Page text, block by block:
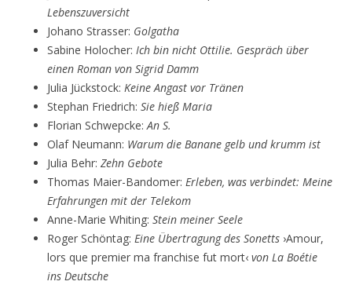
Lebenszuversicht
Johano Strasser: Golgatha
Sabine Holocher: Ich bin nicht Ottilie. Gespräch über
einen Roman von Sigrid Damm
Julia Jückstock: Keine Angast vor Tränen
Stephan Friedrich: Sie hieß Maria
Florian Schwepcke:An S.
Olaf Neumann: Warum die Banane gelb und krumm ist
Julia Behr: Zehn Gebote
Thomas Maier-Bandomer: Erleben, was verbindet: Meine
Erfahrungen mit der Telekom
Anne-Marie Whiting: Stein meiner Seele
Roger Schöntag: Eine Übertragung des Sonetts ›Amour,
lors que premier ma franchise fut mort‹ von La Boétie
ins Deutsche